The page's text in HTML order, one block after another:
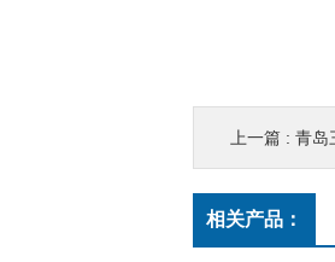
上一篇 : 青岛
相关产品：